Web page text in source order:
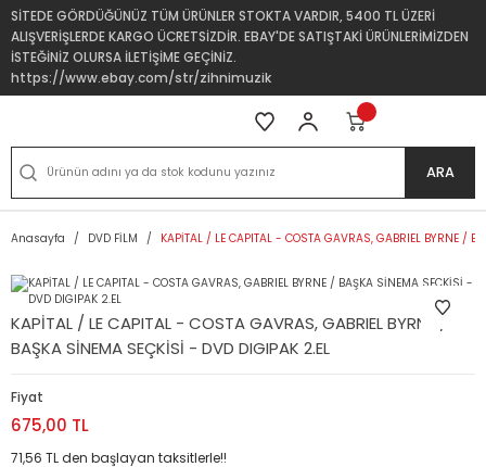
SİTEDE GÖRDÜĞÜNÜZ TÜM ÜRÜNLER STOKTA VARDIR, 5400 TL ÜZERİ
ALIŞVERİŞLERDE KARGO ÜCRETSİZDİR. EBAY'DE SATIŞTAKİ ÜRÜNLERİMİZDEN
İSTEĞİNİZ OLURSA İLETİŞİME GEÇİNİZ.
https://www.ebay.com/str/zihnimuzik
ARA
Anasayfa DVD FİLM KAPİTAL / LE CAPITAL - COSTA GAVRAS, GABRIEL BYRNE /
KAPİTAL / LE CAPITAL - COSTA GAVRAS, GABRIEL BYRNE /
BAŞKA SİNEMA SEÇKİSİ - DVD DIGIPAK 2.EL
Fiyat
675,00 TL
71,56 TL den başlayan taksitlerle!!